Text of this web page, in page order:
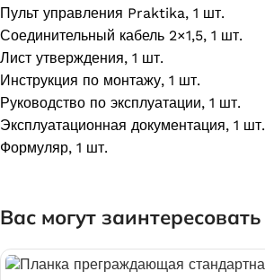
Пульт управления Praktika, 1 шт.
Соединительный кабель 2×1,5, 1 шт.
Лист утверждения, 1 шт.
Инструкция по монтажу, 1 шт.
Руководство по эксплуатации, 1 шт.
Эксплуатационная документация, 1 шт.
Формуляр, 1 шт.
Вас могут заинтересовать